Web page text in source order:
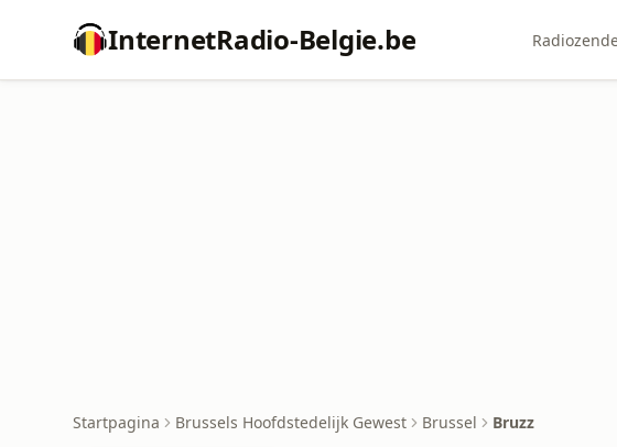
InternetRadio-Belgie.be
Startpagina Brussels Hoofdstedelijk Gewest Brussel Bruzz